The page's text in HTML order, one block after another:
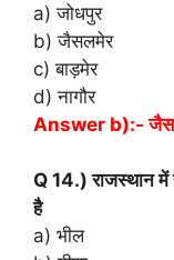
a) जोधपुर
b) जैसलमेर
c) बाड़मेर
d) नागौर
Answer b):-
Q 14.) राजस्थान में
है
a) भील